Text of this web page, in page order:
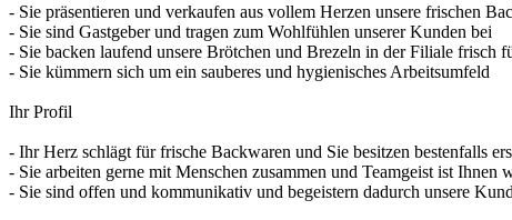
- Sie präsentieren und verkaufen aus vollem Herzen unsere frischen
- Sie sind Gastgeber und tragen zum Wohlfühlen unserer Kunden bei
- Sie backen laufend unsere Brötchen und Brezeln in der Filiale frisch
- Sie kümmern sich um ein sauberes und hygienisches Arbeitsumfeld
Ihr Profil
- Ihr Herz schlägt für frische Backwaren und Sie besitzen bestenfalls
- Sie arbeiten gerne mit Menschen zusammen und Teamgeist ist Ihnen
- Sie sind offen und kommunikativ und begeistern dadurch unsere